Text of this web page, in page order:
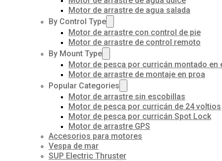
Motor de arrastre de agua salada
By Control Type
Motor de arrastre con control de pie
Motor de arrastre de control remoto
By Mount Type
Motor de pesca por curricán montado en
Motor de arrastre de montaje en proa
Popular Categories
Motor de arrastre sin escobillas
Motor de pesca por curricán de 24 voltios
Motor de pesca por curricán Spot Lock
Motor de arrastre GPS
Accesorios para motores
Vespa de mar
SUP Electric Thruster